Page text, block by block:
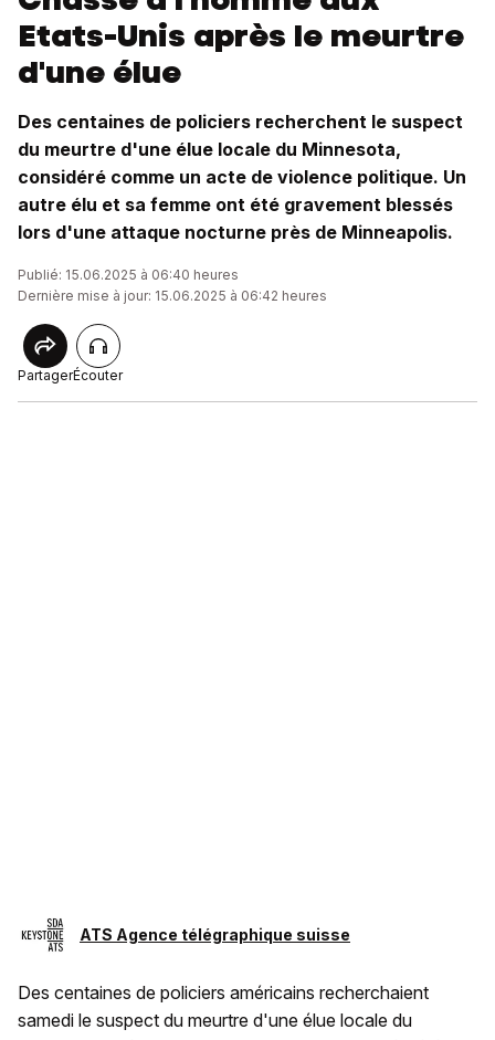
Etats-Unis après le meurtre
d'une élue
Des centaines de policiers recherchent le suspect
du meurtre d'une élue locale du Minnesota,
considéré comme un acte de violence politique. Un
autre élu et sa femme ont été gravement blessés
lors d'une attaque nocturne près de Minneapolis.
Publié: 15.06.2025 à 06:40 heures
Dernière mise à jour: 15.06.2025 à 06:42 heures
PartagerÉcouter
ATS Agence télégraphique suisse
Des centaines de policiers américains recherchaient
samedi le suspect du meurtre d'une élue locale du